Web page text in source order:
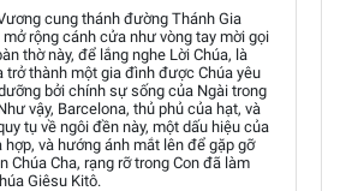
cung thánh đường Thánh Gia
rộng cánh cửa như vòng tay mời gọi
thờ này, để lắng nghe Lời Chúa, là
trở thành một gia đình được Chúa yêu
bởi chính sự sống của Ngài trong
vậy, Barcelona, thủ phủ của hạt, và
tụ về ngôi đền này, một dấu hiệu của
và hướng ánh mắt lên để gặp gỡ
Chúa Cha, rạng rỡ trong Con đã làm
Giêsu Kitô.